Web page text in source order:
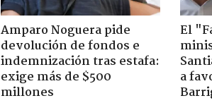
Amparo Noguera pide
devolución de fondos e
indemnización tras estafa:
exige más de $500
millones
El
a